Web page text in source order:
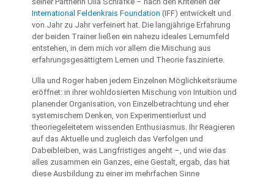
International Feldenkrais Foundation (IFF) entwickelt und
von Jahr zu Jahr verfeinert hat. Die langjährige Erfahrung
der beiden Trainer ließen ein nahezu ideales Lernumfeld
entstehen, in dem mich vor allem die Mischung aus
erfahrungsgesättigtem Lernen und Theorie faszinierte.
Ulla und Roger haben jedem Einzelnen Möglichkeitsräume
eröffnet: in ihrer wohldosierten Mischung von Intuition und
planender Organisation, von Einzelbetrachtung und eher
systemischem Denken, von Experimentierlust und
theoriegeleitetem wissenden Enthusiasmus. Ihr Reagieren
auf das Aktuelle und zugleich das Verfolgen und
Dabeibleiben, was Langfristiges angeht –, und wie das
alles zusammen ein Ganzes, eine Gestalt, ergab, das hat
diese Ausbildung zu einer im mehrfachen Sinne